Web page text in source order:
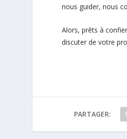
nous guider, nous
Alors, prêts à
discuter de votre
PARTAGER: